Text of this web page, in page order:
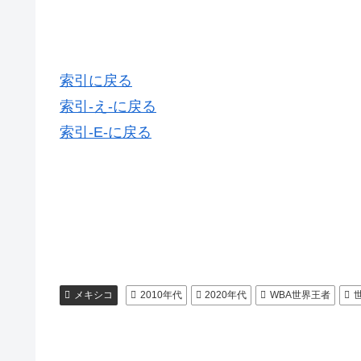
索引に戻る
索引-え-に戻る
索引-E-に戻る
メキシコ 2010年代 2020年代 WBA世界王者